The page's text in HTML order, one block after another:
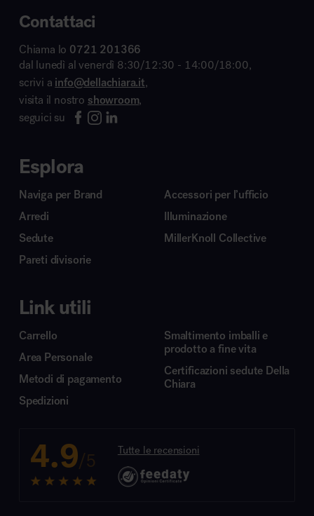
Contattaci
Chiama lo 0721 201366
dal lunedì al venerdì 8:30/12:30 - 14:00/18:00,
scrivi a info@dellachiara.it,
visita il nostro showroom,
seguici su
Esplora
Naviga per Brand
Arredi
Sedute
Pareti divisorie
Accessori per l’ufficio
Illuminazione
MillerKnoll Collective
Link utili
Carrello
Area Personale
Metodi di pagamento
Spedizioni
Smaltimento imballi e
prodotto a fine vita
Certificazioni sedute Della
Chiara
4.9/5 Tutte le recensioni